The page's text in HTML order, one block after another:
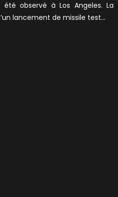
observé à Los Angeles. La
lancement de missile test…